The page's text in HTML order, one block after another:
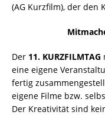
(AG Kurzfilm), der den
Der 11. KURZFILMTAG
eine eigene
fertig
eigene Filme bzw.
Der Kreativität sind